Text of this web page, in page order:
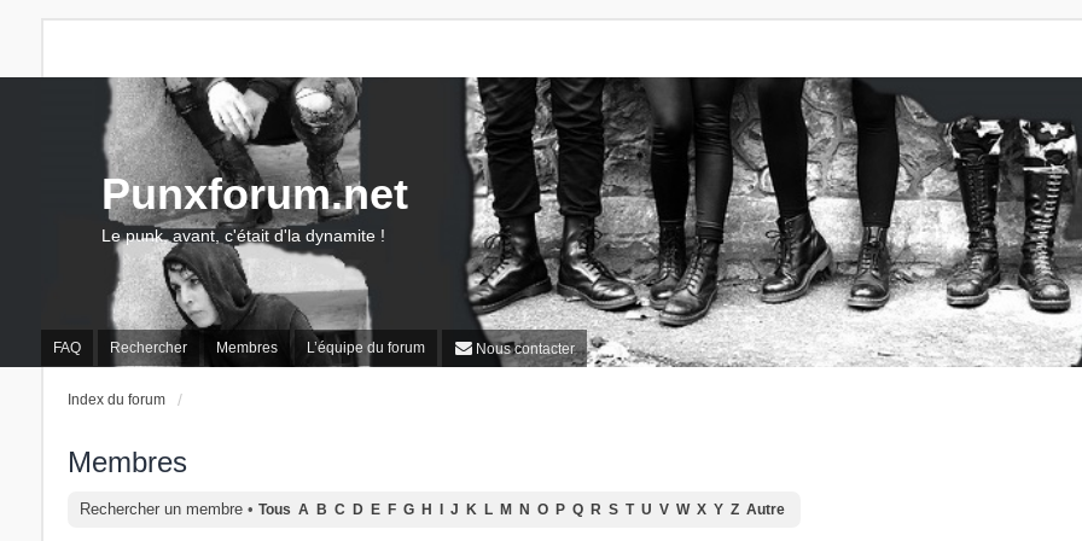
FAQ Rechercher Membres L’équipe du forum Nous contacter
Punxforum.net
Le punk, avant, c'était d'la dynamite !
Index du forum
Membres
Rechercher un membre• Tous A B C D E F G H J K L M N O P Q R S T U V W X Y Z Autre